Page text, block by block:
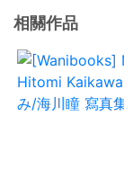
相關作品